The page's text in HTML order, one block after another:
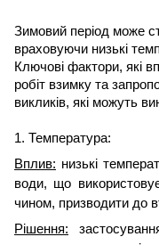
Зимовий період може
враховуючи низькі
Ключові фактори, які
робіт взимку та
викликів, які можуть
1. Температура:
Вплив: низькі
води, що
чином, призводити до
Рішення: